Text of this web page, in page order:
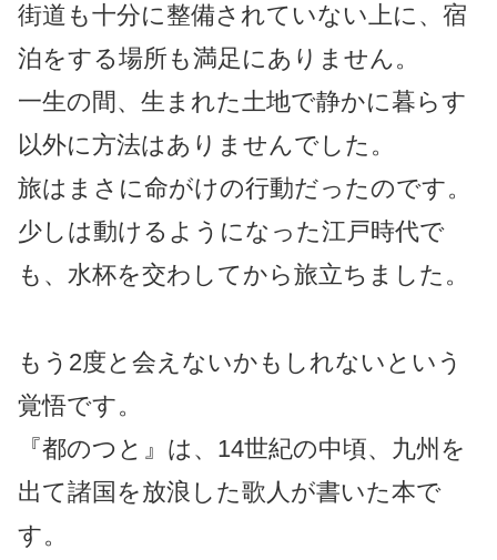
街道も十分に整備されていない上に、宿
泊をする場所も満足にありません。
一生の間、生まれた土地で静かに暮らす
以外に方法はありませんでした。
旅はまさに命がけの行動だったのです。
少しは動けるようになった江戸時代で
も、水杯を交わしてから旅立ちました。
もう2度と会えないかもしれないという
覚悟です。
『都のつと』は、14世紀の中頃、九州を
出て諸国を放浪した歌人が書いた本で
す。